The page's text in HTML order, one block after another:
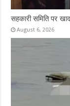
सहकारी समिति पर
August 6, 2026